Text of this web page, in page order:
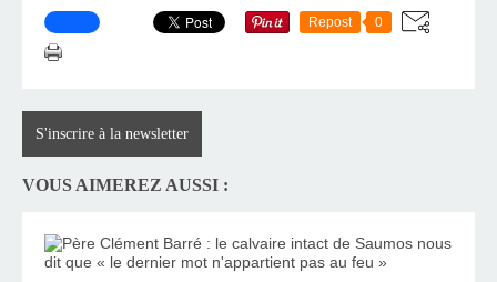
Repost 0
S'inscrire à la newsletter
VOUS AIMEREZ AUSSI :